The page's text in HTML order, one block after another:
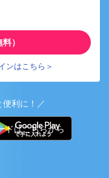
）
ンはこちら＞
便利に！／
ドはこちらから